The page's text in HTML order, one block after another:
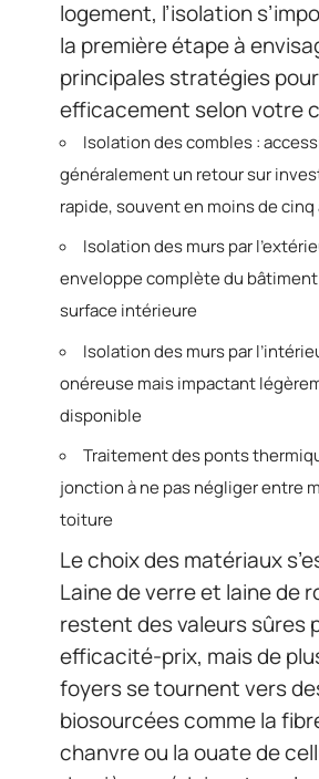
logement, l’isolation
la première étape à
principales stratégies
efficacement selon votre
Isolation des combles :
généralement un retour sur
rapide, souvent en moins de cinq
Isolation des murs par
enveloppe complète du
surface intérieure
Isolation des murs par
onéreuse mais impactant
disponible
Traitement des ponts
jonction à ne pas négliger entre
toiture
Le choix des matériaux
Laine de verre et laine de
restent des valeurs sûres
efficacité-prix, mais de
foyers se tournent vers
biosourcées comme la
chanvre ou la ouate de